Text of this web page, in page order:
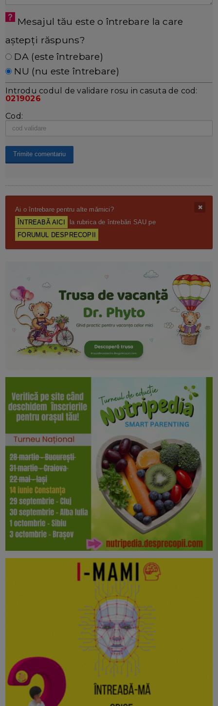
Mesajul tău este o întrebare la care
aștepți răspuns?
DA (este întrebare)
NU (nu este întrebare)
Introdu codul de validare rosu in casuta de cod:
0219026
Cod:
Ai o întrebare pentru alte mămici?
ÎNTREABĂ AICI
la rubrica de întrebări SAU pe
FORUMUL DESPRECOPII